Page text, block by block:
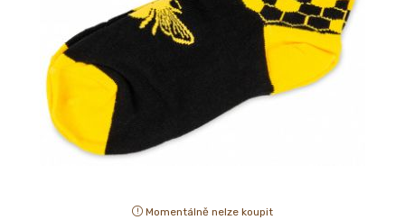
Momentálně nelze koupit